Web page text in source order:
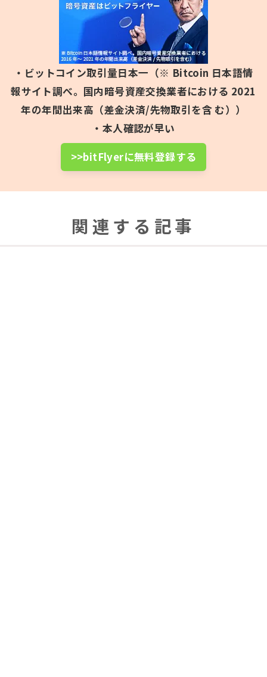
・ビットコイン取引量日本一（※ Bitcoin 日本語情
報サイト調べ。国内暗号資産交換業者における 2021
年の年間出来高（差金決済/先物取引を含 む））
・本人確認が早い
>>bitFlyerに無料登録する
関連する記事